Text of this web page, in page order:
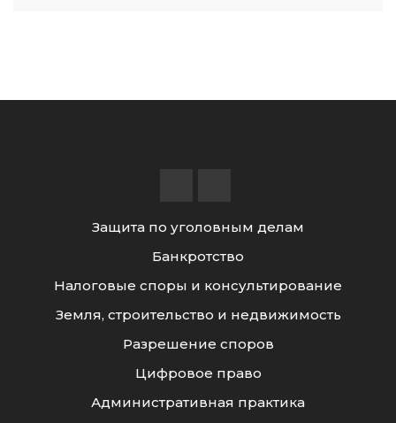
Защита по уголовным делам
Банкротство
Налоговые споры и консультирование
Земля, строительство и недвижимость
Разрешение споров
Цифровое право
Административная практика